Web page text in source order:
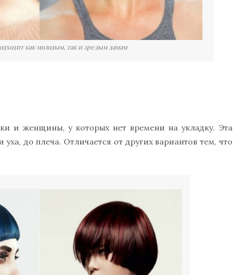
как молодым, так и зрелым дамам
и женщины, у которых нет времени на укладку. Эта
до плеча. Отличается от других вариантов тем, что